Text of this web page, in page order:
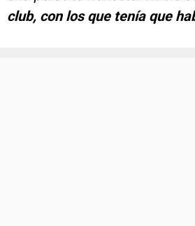
club, con los que tenía que